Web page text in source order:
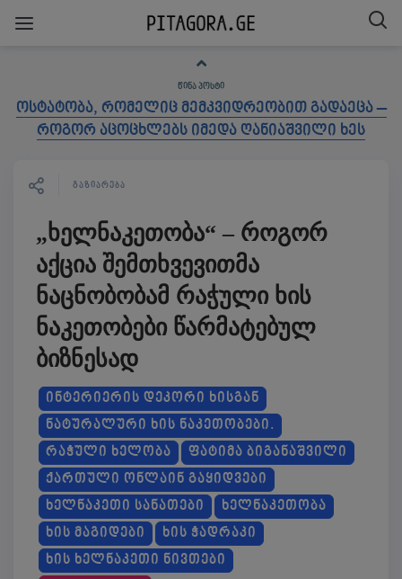
ᲬᲘᲜᲐ ᲞᲝᲡᲢᲘ
ოსტატობა, რომელიც მემკვიდრეობით გადაეცა –
როგორ აცოცხლებს იმედა ღანიაშვილი ხეს
ᲒᲐᲖᲘᲐᲠᲔᲑᲐ
„ხელნაკეთობა“ – როგორ
აქცია შემთხვევითმა
ნაცნობობამ რაჭული ხის
ნაკეთობები წარმატებულ
ბიზნესად
ᲘᲜᲢᲔᲠᲘᲔᲠᲘᲡ ᲓᲔᲙᲝᲠᲘ ᲮᲘᲡᲒᲐᲜ
ᲜᲐᲢᲣᲠᲐᲚᲣᲠᲘ ᲮᲘᲡ ᲜᲐᲙᲔᲗᲝᲑᲔᲑᲘ.
ᲠᲐᲭᲣᲚᲘ ᲮᲔᲚᲝᲑᲐ
ᲤᲐᲢᲘᲛᲐ ᲑᲘᲒᲐᲜᲐᲨᲕᲘᲚᲘ
ᲥᲐᲠᲗᲣᲚᲘ ᲝᲜᲚᲐᲘᲜ ᲒᲐᲧᲘᲓᲕᲔᲑᲘ
ᲮᲔᲚᲜᲐᲙᲔᲗᲘ ᲡᲐᲜᲐᲗᲔᲑᲘ
ᲮᲔᲚᲜᲐᲙᲔᲗᲝᲑᲐ
ᲮᲘᲡ ᲛᲐᲒᲘᲓᲔᲑᲘ
ᲮᲘᲡ ᲭᲐᲓᲠᲐᲙᲘ
ᲮᲘᲡ ᲮᲔᲚᲜᲐᲙᲔᲗᲘ ᲜᲘᲕᲗᲔᲑᲘ